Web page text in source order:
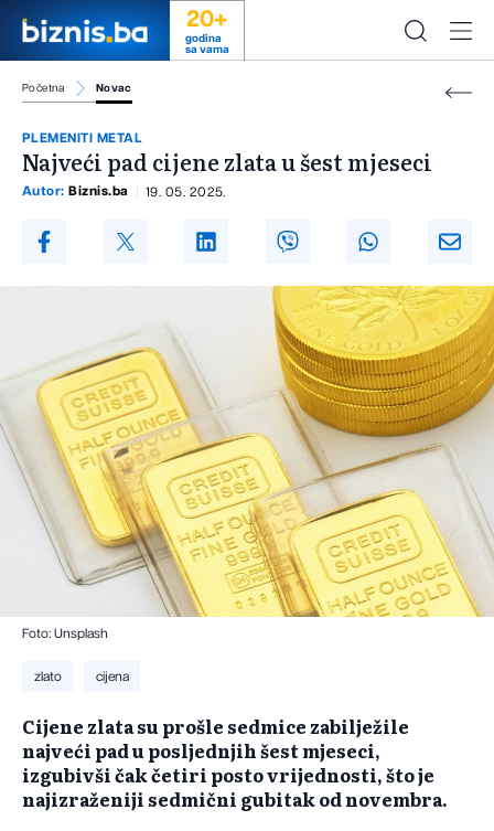
20+
godina
sa vama
Početna Novac
PLEMENITI METAL
Najveći pad cijene zlata u šest mjeseci
Autor: Biznis.ba 19. 05. 2025.
Foto: Unsplash
zlato cijena
Cijene zlata su prošle sedmice zabilježile
najveći pad u posljednjih šest mjeseci,
izgubivši čak četiri posto vrijednosti, što je
najizraženiji sedmični gubitak od novembra.